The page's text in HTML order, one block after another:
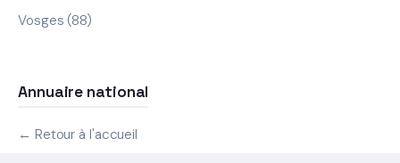
Vosges (88)
Annuaire national
← Retour à l'accueil